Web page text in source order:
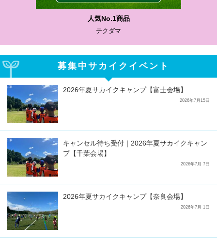
人気No.1商品
テクダマ
募集中サカイクイベント
2026年夏サカイクキャンプ【富士会場】
2026年7月15日
キャンセル待ち受付｜2026年夏サカイクキャン
プ【千葉会場】
2026年7月 7日
2026年夏サカイクキャンプ【奈良会場】
2026年7月 1日